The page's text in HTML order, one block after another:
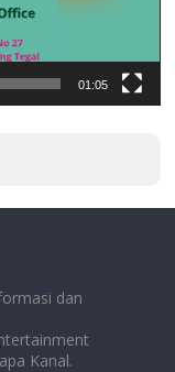
01:05
dan
Kanal.